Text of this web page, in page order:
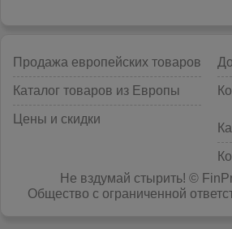
Продажа европейских товаров
Каталог товаров из Европы
Цены и скидки
Не вздумай стырить! ©
Общество с ограниченной